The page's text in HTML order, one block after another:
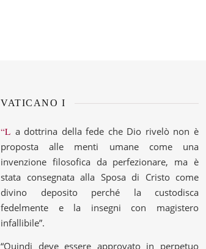
VATICANO I
“La dottrina della fede che Dio rivelò non è
proposta alle menti umane come una
invenzione filosofica da perfezionare, ma è
stata consegnata alla Sposa di Cristo come
divino deposito perché la custodisca
fedelmente e la insegni con magistero
infallibile”.
“Quindi deve essere approvato in perpetuo